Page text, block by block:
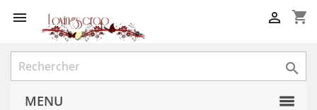
 shopping_cart


MENU